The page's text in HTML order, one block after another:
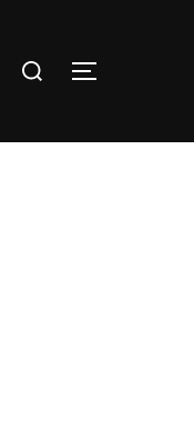
検
サイドバー